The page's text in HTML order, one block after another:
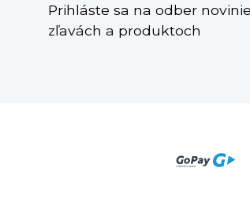
Prihláste sa na odber
zľavách a produktoch